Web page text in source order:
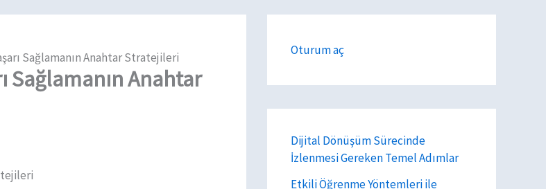
Sağlamanın Anahtar Stratejileri
Sağlamanın Anahtar
Oturum aç
Dijital Dönüşüm Sürecinde
İzlenmesi Gereken Temel Adımlar
Etkili Öğrenme Yöntemleri ile